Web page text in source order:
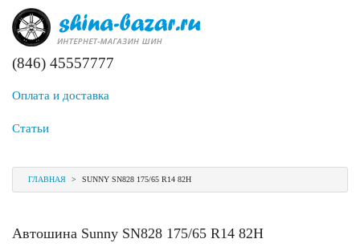
(846) 45557777
Оплата и доставка
Статьи
ГЛАВНАЯ > SUNNY SN828 175/65 R14 82H
Автошина Sunny SN828 175/65 R14 82H